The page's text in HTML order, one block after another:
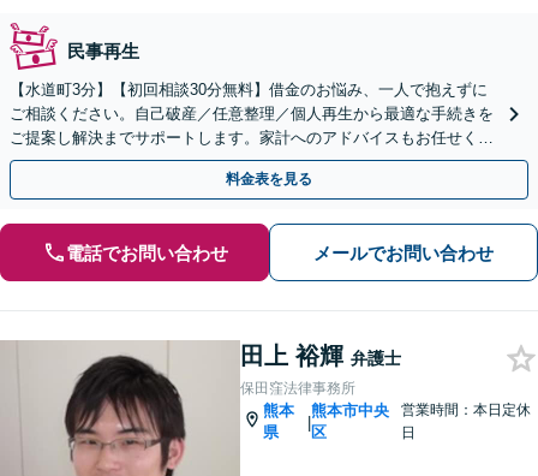
民事再生
【水道町3分】【初回相談30分無料】借金のお悩み、一人で抱えずに
ご相談ください。自己破産／任意整理／個人再生から最適な手続きを
ご提案し解決までサポートします。家計へのアドバイスもお任せくだ
さい。法人破産も弁護士がチームで対応【土日祝相談可】
料金表を見る
電話でお問い合わせ メールでお問い合わせ
田上 裕輝 弁護士
保田窪法律事務所
熊本
県
|
熊本市中央
区
営業時間：本日定休
日